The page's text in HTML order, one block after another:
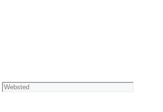
Websted